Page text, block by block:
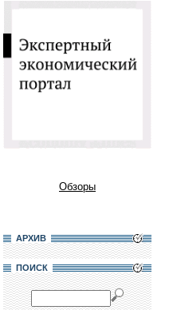
Обзоры
АРХИВ
ПОИСК